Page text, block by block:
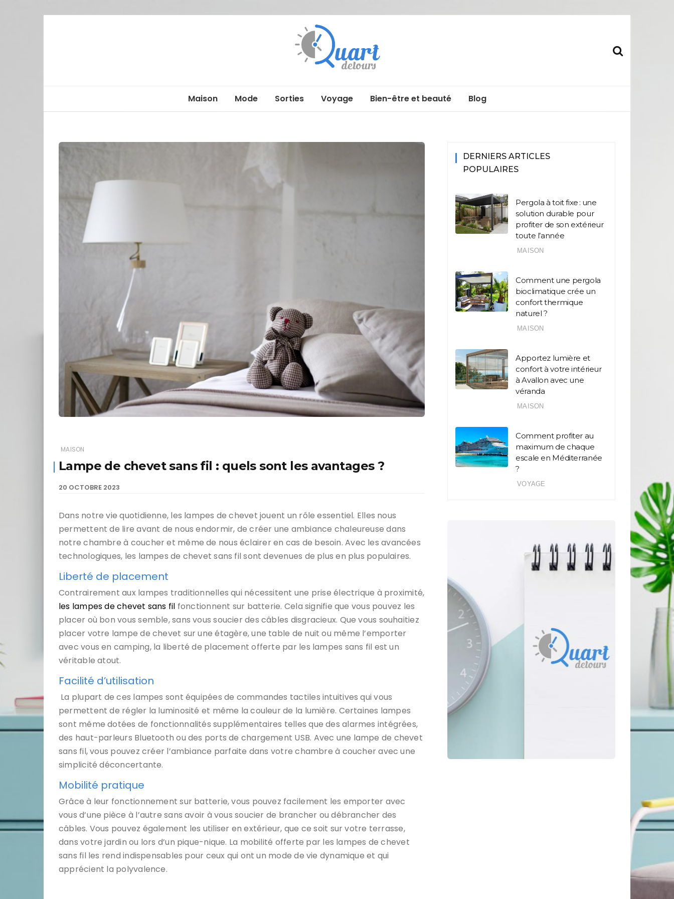
Maison Mode Sorties Voyage Bien-être et beauté Blog
MAISON
Lampe de chevet sans fil : quels sont les avantages ?
20 OCTOBRE 2023
Dans notre vie quotidienne, les lampes de chevet jouent un rôle essentiel. Elles nous
permettent de lire avant de nous endormir, de créer une ambiance chaleureuse dans
notre chambre à coucher et même de nous éclairer en cas de besoin. Avec les avancées
technologiques, les lampes de chevet sans fil sont devenues de plus en plus populaires.
Liberté de placement
Contrairement aux lampes traditionnelles qui nécessitent une prise électrique à proximité,
les lampes de chevet sans fil fonctionnent sur batterie. Cela signifie que vous pouvez les
placer où bon vous semble, sans vous soucier des câbles disgracieux. Que vous souhaitiez
placer votre lampe de chevet sur une étagère, une table de nuit ou même l’emporter
avec vous en camping, la liberté de placement offerte par les lampes sans fil est un
véritable atout.
Facilité d’utilisation
La plupart de ces lampes sont équipées de commandes tactiles intuitives qui vous
permettent de régler la luminosité et même la couleur de la lumière. Certaines lampes
sont même dotées de fonctionnalités supplémentaires telles que des alarmes intégrées,
des haut-parleurs Bluetooth ou des ports de chargement USB. Avec une lampe de chevet
sans fil, vous pouvez créer l’ambiance parfaite dans votre chambre à coucher avec une
simplicité déconcertante.
Mobilité pratique
Grâce à leur fonctionnement sur batterie, vous pouvez facilement les emporter avec
vous d’une pièce à l’autre sans avoir à vous soucier de brancher ou débrancher des
câbles. Vous pouvez également les utiliser en extérieur, que ce soit sur votre terrasse,
dans votre jardin ou lors d’un pique-nique. La mobilité offerte par les lampes de chevet
sans fil les rend indispensables pour ceux qui ont un mode de vie dynamique et qui
apprécient la polyvalence.
DERNIERS ARTICLES
POPULAIRES
Pergola à toit fixe : une
solution durable pour
profiter de son extérieur
toute l’année
MAISON
Comment une pergola
bioclimatique crée un
confort thermique
naturel ?
MAISON
Apportez lumière et
confort à votre intérieur
à Avallon avec une
véranda
MAISON
Comment profiter au
maximum de chaque
escale en Méditerranée
?
VOYAGE